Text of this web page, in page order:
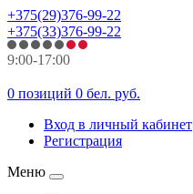
+375(29)376-99-22
+375(33)376-99-22
9:00-17:00
0 позиций 0 бел. руб.
Вход в личный кабинет
Регистрация
Меню